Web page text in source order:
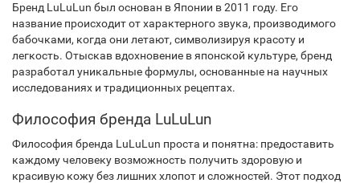
Бренд LuLuLun был основан в Японии в 2011 году. Его
название происходит от характерного звука, производимого
бабочками, когда они летают, символизируя красоту и
легкость. Отыскав вдохновение в японской культуре, бренд
разработал уникальные формулы, основанные на научных
исследованиях и традиционных рецептах.
Философия бренда LuLuLun
Философия бренда LuLuLun проста и понятна: предоставить
каждому человеку возможность получить здоровую и
красивую кожу без лишних хлопот и сложностей. Этот подход